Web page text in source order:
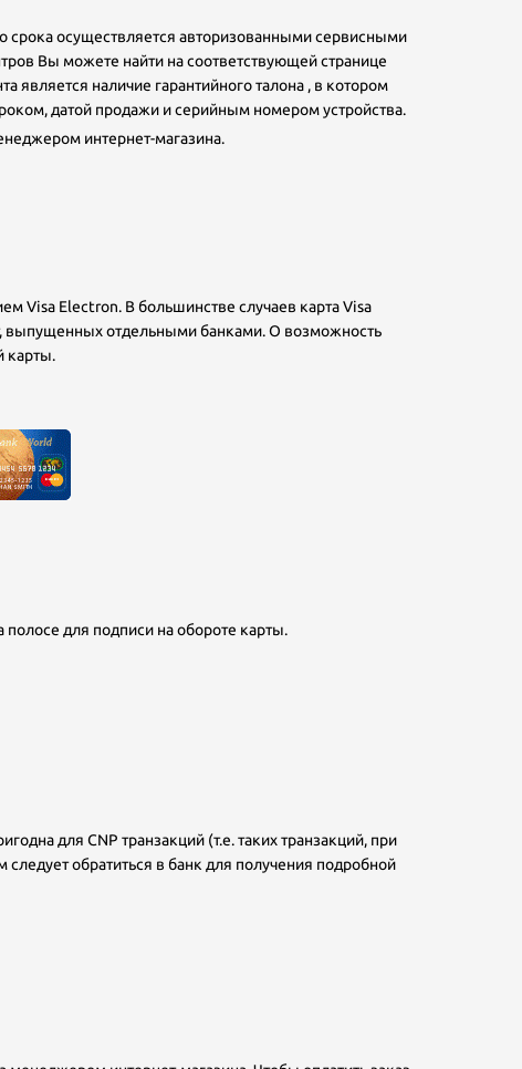
срока осуществляется авторизованными сервисными
Вы можете найти на соответствующей странице
является наличие гарантийного талона , в котором
датой продажи и серийным номером устройства.
интернет-магазина.
Visa Electron. В большинстве случаев карта Visa
выпущенных отдельными банками. О возможность
карты.
полосе для подписи на обороте карты.
для CNP транзакций (т.е. таких транзакций, при
следует обратиться в банк для получения подробной